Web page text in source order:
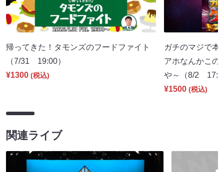
帰ってきた！タモンズのフードファイト
（7/31 19:00）
¥1300 (税込)
ガチのマジで本
アホなんかこの
や～（8/2
¥1500 (税込)
関連ライブ